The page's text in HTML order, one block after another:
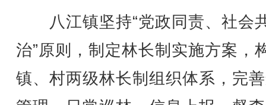
八江镇坚持“党政同责、社会
治”原则，制定林长制实施方案，
镇、村两级林长制组织体系，完